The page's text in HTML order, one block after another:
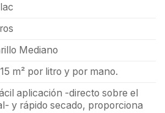
Mediano
m² por litro y por mano.
aplicación -directo sobre el
y rápido secado, proporciona